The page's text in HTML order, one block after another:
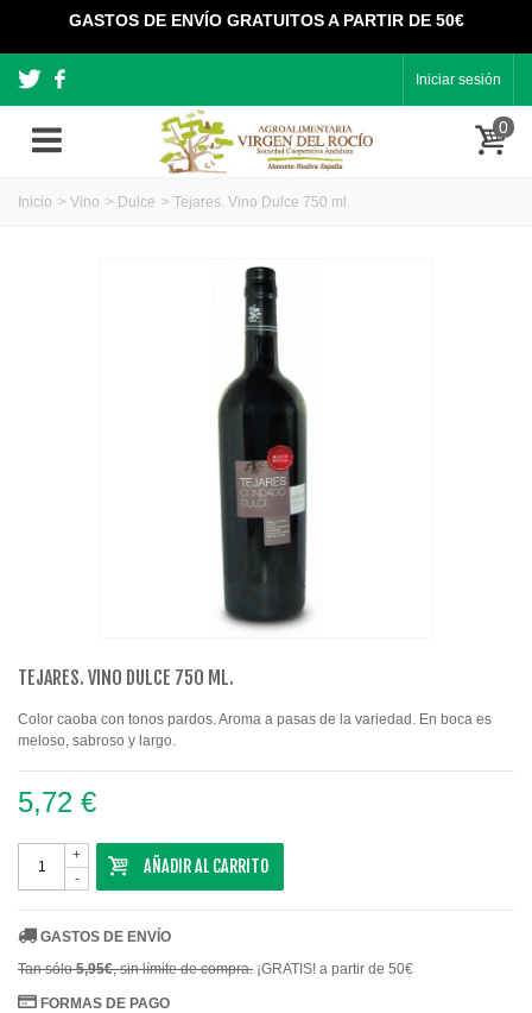
GASTOS DE ENVÍO GRATUITOS A PARTIR DE 50€
Iniciar sesión
0
Inicio > Vino > Dulce > Tejares. Vino Dulce 750 ml.
TEJARES. VINO DULCE 750 ML.
Color caoba con tonos pardos. Aroma a pasas de la variedad. En boca es
meloso, sabroso y largo.
5,72 €
-
+
AÑADIR AL CARRITO
GASTOS DE ENVÍO
Tan sólo5,95€, sin límite de compra. ¡GRATIS! a partir de 50€
FORMAS DE PAGO